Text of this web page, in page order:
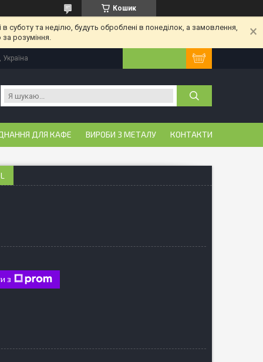
Кошик
та неділю, будуть оброблені в понеділок, а замовлення,
розуміння.
ДЛЯ КАФЕ ВИРОБИ З МЕТАЛУ КОНТАКТИ
з